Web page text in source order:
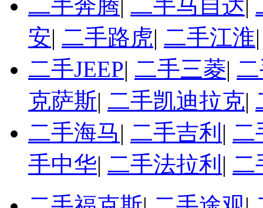
二手奔腾 二手马自达
安| 二手路虎| 二手江淮
二手JEEP| 二手三菱|
克萨斯| 二手凯迪拉克|
二手海马| 二手吉利 | 二
手中华| 二手法拉利 | 二